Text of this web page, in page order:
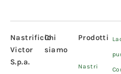
Nastrificio
Victor
S.p.a.
Chi
siamo
Prodotti
Nastri